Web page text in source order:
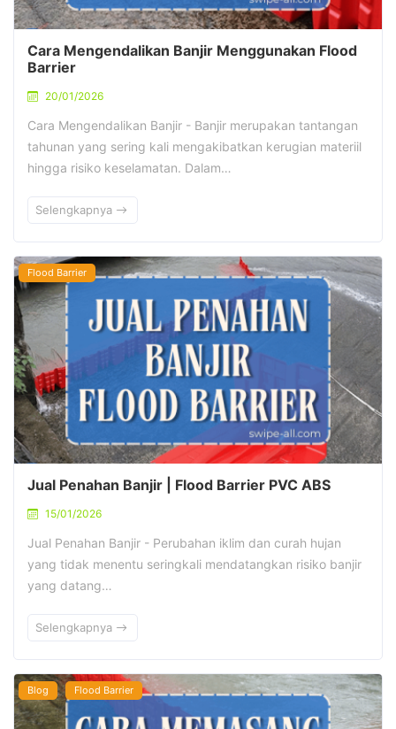
Cara Mengendalikan Banjir Menggunakan Flood
Barrier
20/01/2026
Cara Mengendalikan Banjir - Banjir merupakan tantangan
tahunan yang sering kali mengakibatkan kerugian materiil
hingga risiko keselamatan. Dalam…
Selengkapnya
Flood Barrier
Jual Penahan Banjir | Flood Barrier PVC ABS
15/01/2026
Jual Penahan Banjir - Perubahan iklim dan curah hujan
yang tidak menentu seringkali mendatangkan risiko banjir
yang datang…
Selengkapnya
Blog Flood Barrier